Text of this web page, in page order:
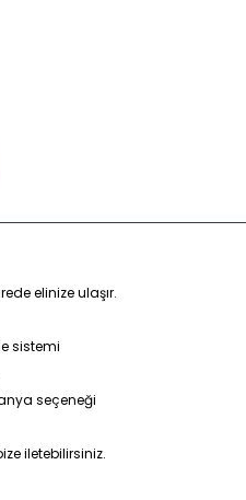
elinize ulaşır.
sistemi
seçeneği
iletebilirsiniz.